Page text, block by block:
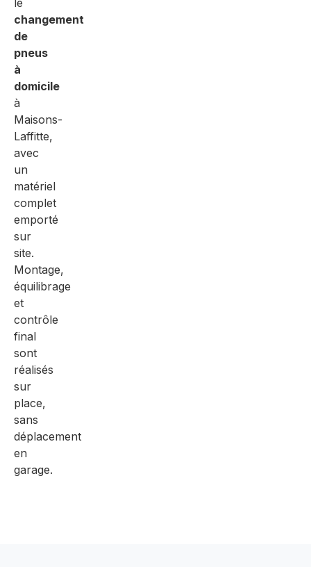
le
changement
de
pneus
à
domicile
à
Maisons-
Laffitte,
avec
un
matériel
complet
emporté
sur
site.
Montage,
équilibrage
et
contrôle
final
sont
réalisés
sur
place,
sans
déplacement
en
garage.